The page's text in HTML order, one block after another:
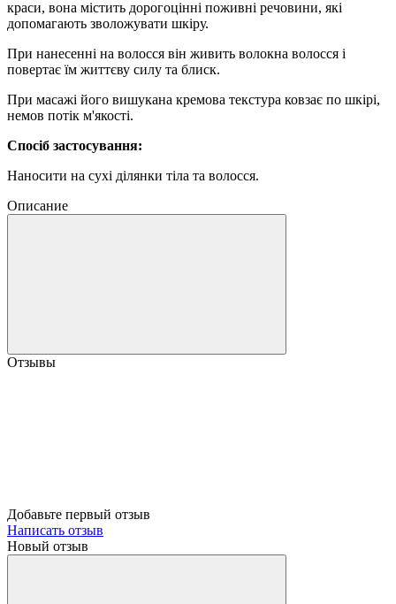
краси, вона містить дорогоцінні поживні речовини, які
допомагають зволожувати шкіру.
При нанесенні на волосся він живить волокна волосся і
повертає їм життєву силу та блиск.
При масажі його вишукана кремова текстура ковзає по шкірі,
немов потік м'якості.
Спосіб застосування:
Наносити на сухі ділянки тіла та волосся.
Описание
Отзывы
Добавьте первый отзыв
Написать отзыв
Новый отзыв